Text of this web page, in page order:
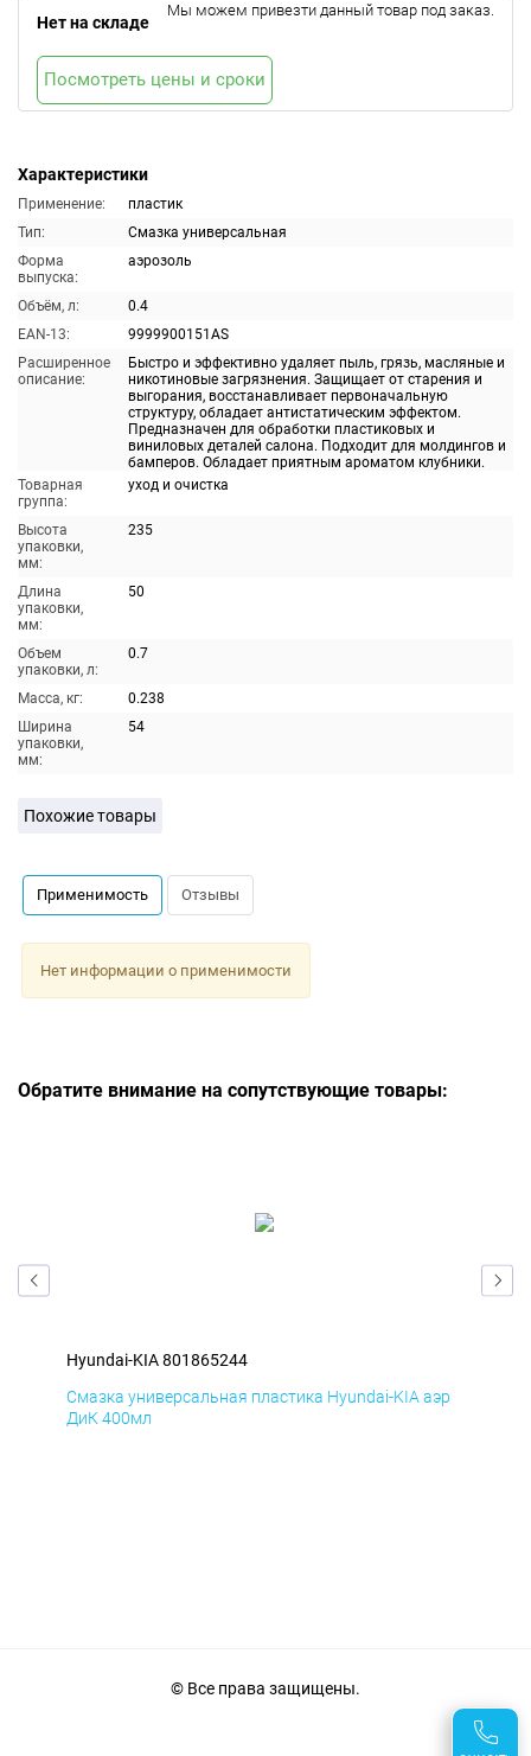
Характеристики
Применение:
пластик
Тип:
Смазка универсальная
Форма
выпуска:
аэрозоль
Объём, л:
0.4
EAN-13:
9999900151AS
Расширенное
описание:
Быстро и эффективно удаляет пыль, грязь, масляные и
никотиновые загрязнения. Защищает от старения и
выгорания, восстанавливает первоначальную
структуру, обладает антистатическим эффектом.
Предназначен для обработки пластиковых и
виниловых деталей салона. Подходит для молдингов и
бамперов. Обладает приятным ароматом клубники.
Товарная
группа:
уход и очистка
Высота
упаковки,
мм:
235
Длина
упаковки,
мм:
50
Объем
упаковки, л:
0.7
Масса, кг:
0.238
Ширина
упаковки,
мм:
54
Нет на складе
Мы можем привезти данный товар под заказ.
Посмотреть цены и сроки
Похожие товары
Применимость Отзывы
Нет информации о применимости
Обратите внимание на сопутствующие товары:
Hyundai-KIA 801865244
Смазка универсальная пластика Hyundai-KIA аэр
ДиК 400мл
© Все права защищены.